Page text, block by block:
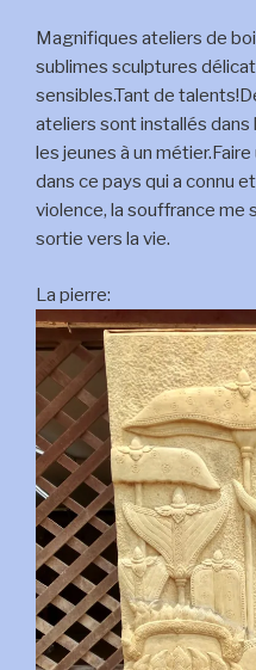
la
guerre
ou
de
la
folie
Magnifiques ateliers de
sublimes sculptures
sensibles.Tant de
ateliers sont installés
les jeunes à un
dans ce pays qui a connu
violence, la souffrance me
sortie vers la vie.
La pierre: